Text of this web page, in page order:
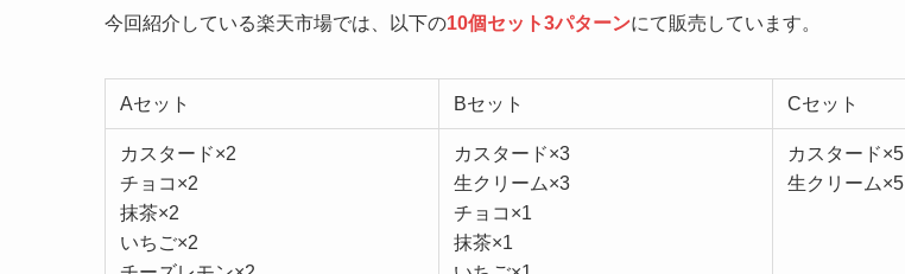
今回紹介している楽天市場では、以下の10個セット3パターンにて販売しています。
Aセット Bセット Cセット
カスタード×2
チョコ×2
抹茶×2
いちご×2
カスタード×3
生クリーム×3
チョコ×1
抹茶×1
カスタード×5
生クリーム×5